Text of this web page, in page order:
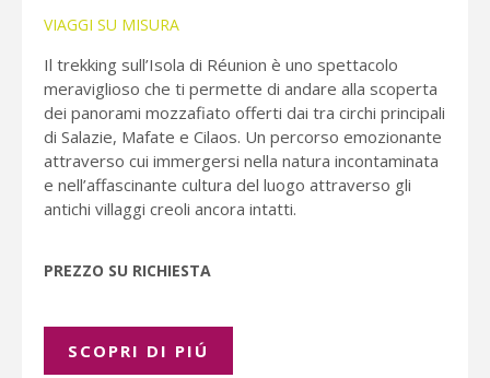
VIAGGI SU MISURA
Il trekking sull’Isola di Réunion è uno spettacolo
meraviglioso che ti permette di andare alla scoperta
dei panorami mozzafiato offerti dai tra circhi principali
di Salazie, Mafate e Cilaos. Un percorso emozionante
attraverso cui immergersi nella natura incontaminata
e nell’affascinante cultura del luogo attraverso gli
antichi villaggi creoli ancora intatti.
PREZZO SU RICHIESTA
SCOPRI DI PIÚ